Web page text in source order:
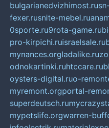
bulgarianedvizhimost.ru
fexer.rusnite-mebel.ru
0sporte.ru9rota-game.ru
pro-kirpichi.ruisraelsale.ru
mynances.orgladalike.ru
odnokartinki.ruhtccare.ru
oysters-digital.ruo-
myremont.orgportal-
superdeutsch.ru
mypetslife.orgwarren-